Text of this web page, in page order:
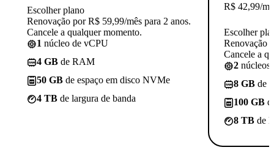
Escolher plano
Renovação por R$ 59,99/mês para 2 anos.
Cancele a qualquer momento.
1 núcleo de vCPU
4 GB de RAM
50 GB de espaço em disco NVMe
4 TB de largura de banda
R$ 42,99/
Escolher
Renovação
Cancele a
2 núcleos
8 GB de
100 GB
8 TB de